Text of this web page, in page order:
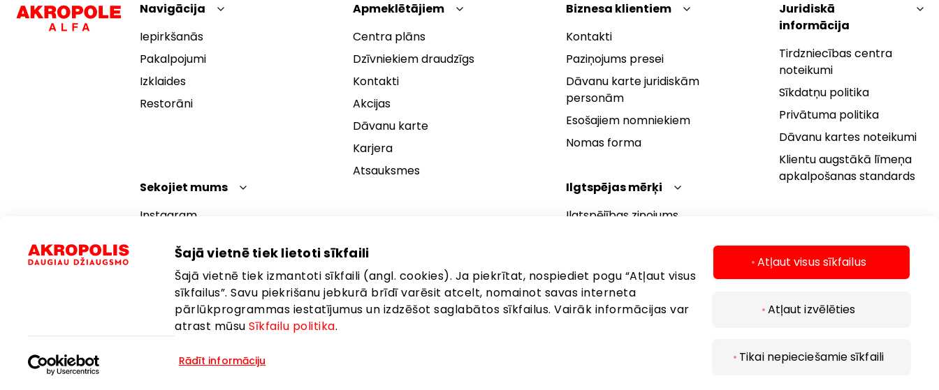
Šajā vietnē tiek lietoti sīkfaili
Šajā vietnē tiek izmantoti sīkfaili (angl. cookies). Ja piekrītat, nospiediet pogu “Atļaut visus
sīkfailus”. Savu piekrišanu jebkurā brīdī varēsit atcelt, nomainot savas interneta
pārlūkprogrammas iestatījumus un izdzēšot saglabātos sīkfailus. Vairāk informācijas var
atrast mūsu Sīkfailu politika.
Rādīt informāciju
Atļaut visus sīkfailus
Atļaut izvēlēties
Tikai nepieciešamie sīkfaili
Navigācija
Iepirkšanās
Pakalpojumi
Izklaides
Restorāni
Apmeklētājiem
Centra plāns
Dzīvniekiem draudzīgs
Kontakti
Akcijas
Dāvanu karte
Karjera
Atsauksmes
Biznesa klientiem
Kontakti
Paziņojums presei
Dāvanu karte juridiskām
personām
Esošajiem nomniekiem
Nomas forma
Ilgtspējas mērķi
Ilgtspējības ziņojums
Juridiskā
informācija
Tirdzniecības centra
noteikumi
Sīkdatņu politika
Privātuma politika
Dāvanu kartes noteikumi
Klientu augstākā līmeņa
apkalpošanas standards
Sekojiet mums
Instagram
YouTube
Valoda:Latviešu